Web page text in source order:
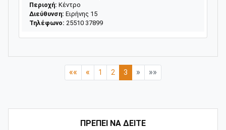
ΠΡΕΠΕΙ ΝΑ ΔΕΙΤΕ
Περιοχή: Κέντρο
Διεύθυνση: Ειρήνης 15
Τηλέφωνο: 25510 37899
«« « 1 2 3 » »»